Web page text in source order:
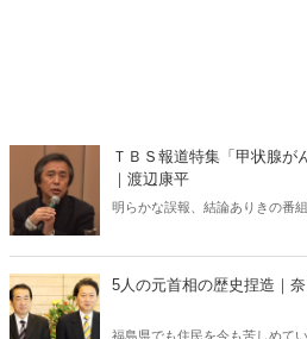
ＴＢＳ報道特集「甲状腺が
｜渡辺康平
明らかな誤報、結論ありきの番
5人の元首相の歴史捏造｜
福島県でも住民を今も苦しめて